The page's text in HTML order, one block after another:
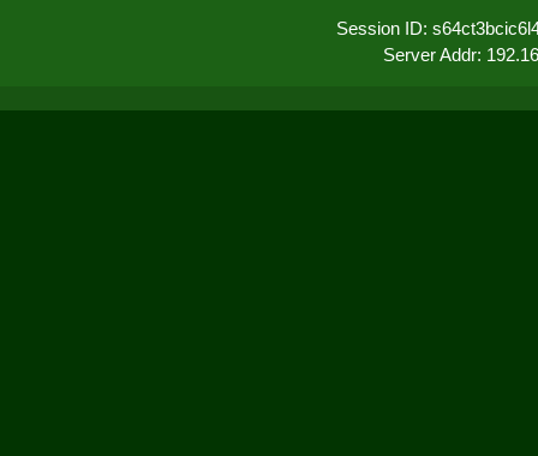
Session ID:
Server Addr: